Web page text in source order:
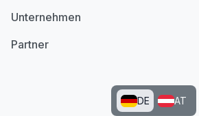
Unternehmen
Partner
DE AT